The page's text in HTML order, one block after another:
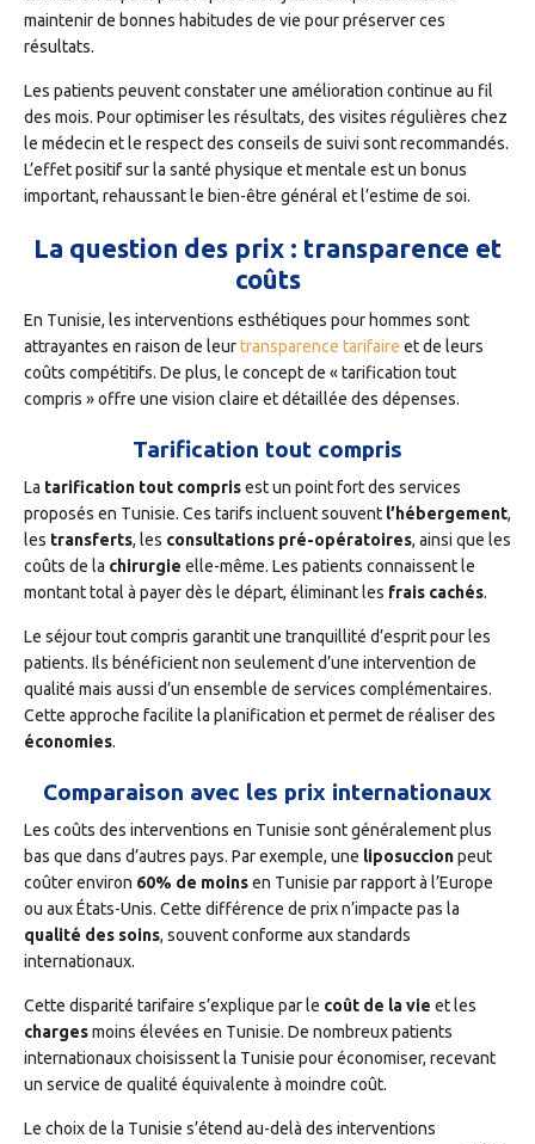
maintenir de bonnes habitudes de vie pour préserver ces
résultats.
Les patients peuvent constater une amélioration continue au fil
des mois. Pour optimiser les résultats, des visites régulières chez
le médecin et le respect des conseils de suivi sont recommandés.
L’effet positif sur la santé physique et mentale est un bonus
important, rehaussant le bien-être général et l’estime de soi.
La question des prix : transparence et
coûts
En Tunisie, les interventions esthétiques pour hommes sont
attrayantes en raison de leurtransparence tarifaire et de leurs
coûts compétitifs. De plus, le concept de « tarification tout
compris » offre une vision claire et détaillée des dépenses.
Tarification tout compris
La tarification tout comprisest un point fort des services
proposés en Tunisie. Ces tarifs incluent souvent l’hébergement,
les transferts, les consultations pré-opératoires, ainsi que les
coûts de la chirurgie elle-même. Les patients connaissent le
montant total à payer dès le départ, éliminant les frais cachés.
Le séjour tout compris garantit une tranquillité d’esprit pour les
patients. Ils bénéficient non seulement d’une intervention de
qualité mais aussi d’un ensemble de services complémentaires.
Cette approche facilite la planification et permet de réaliser des
économies.
Comparaison avec les prix internationaux
Les coûts des interventions en Tunisie sont généralement plus
bas que dans d’autres pays. Par exemple, une liposuccionpeut
coûter environ 60% de moinsen Tunisie par rapport à l’Europe
ou aux États-Unis. Cette différence de prix n’impacte pas la
qualité des soins, souvent conforme aux standards
internationaux.
Cette disparité tarifaire s’explique par le coût de la vie et les
chargesmoins élevées en Tunisie. De nombreux patients
internationaux choisissent la Tunisie pour économiser, recevant
un service de qualité équivalente à moindre coût.
Le choix de la Tunisie s’étend au-delà des interventions